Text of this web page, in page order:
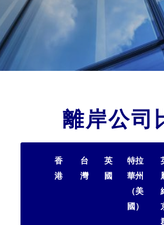
離岸公司
香
港
台
灣
英
國
特拉
華州
（美
國）